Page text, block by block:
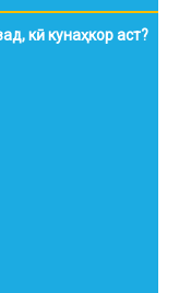
кӣ кунаҳкор аст?